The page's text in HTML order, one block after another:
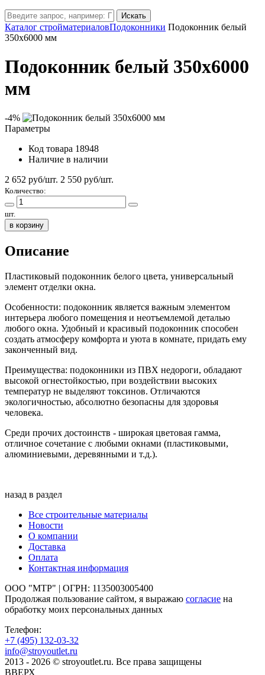
Искать
Каталог стройматериаловПодоконники Подоконник белый
350х6000 мм
Подоконник белый 350х6000
мм
-4%
Параметры
Код товара 18948
Наличие в наличии
2 652 руб/шт. 2 550 руб/шт.
Количество:
шт.
в корзину
Описание
Пластиковый подоконник белого цвета, универсальный
элемент отделки окна.
Особенности: подоконник является важным элементом
интерьера любого помещения и неотъемлемой деталью
любого окна. Удобный и красивый подоконник способен
создать атмосферу комфорта и уюта в комнате, придать ему
законченный вид.
Преимущества: подоконники из ПВХ недороги, обладают
высокой огнестойкостью, при воздействии высоких
температур не выделяют токсинов. Отличаются
экологичностью, абсолютно безопасны для здоровья
человека.
Среди прочих достоинств - широкая цветовая гамма,
отличное сочетание с любыми окнами (пластиковыми,
алюминиевыми, деревянными и т.д.).
назад в раздел
Все строительные материалы
Новости
О компании
Доставка
Оплата
Контактная информация
ООО "МТР" | ОГРН: 1135003005400
Продолжая пользование сайтом, я выражаю согласие на
обработку моих персональных данных
Телефон:
+7 (495) 132-03-32
info@stroyoutlet.ru
2013 - 2026 © stroyoutlet.ru. Все права защищены
ВВЕРХ